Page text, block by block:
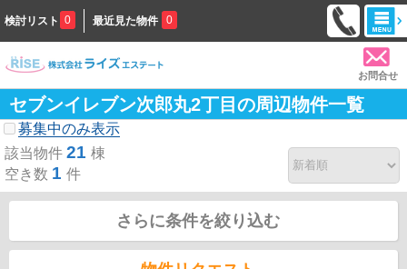
検討リスト 0 最近見た物件 0
お問合せ
セブンイレブン次郎丸2丁目の周辺物件一覧
募集中のみ表示
該当物件 21 棟
空き数 1 件
さらに条件を絞り込む